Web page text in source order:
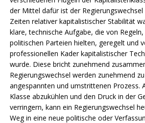
der Mittel dafür ist der Regierungswechsel
Zeiten relativer kapitalistischer Stabilität
klare, technische Aufgabe, die von
politischen Parteien hielten, geregelt und
professionellen Kader kapitalistischer
wurde. Diese bricht zunehmend
Regierungswechsel werden zunehmend
angespannten und umstrittenen Prozess.
Klasse abzukühlen und den Druck in der
verringern, kann ein Regierungswechsel
Weg in eine neue politische oder